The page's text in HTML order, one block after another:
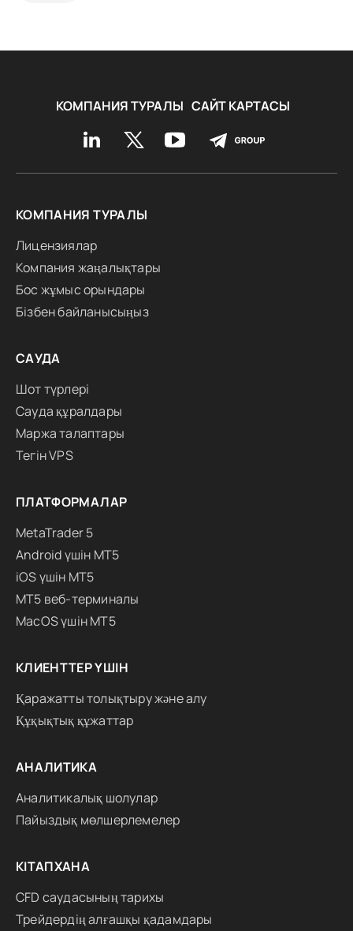
КОМПАНИЯ ТУРАЛЫ САЙТ КАРТАСЫ
КОМПАНИЯ ТУРАЛЫ
Лицензиялар
Компания жаңалықтары
Бос жұмыс орындары
Бізбен байланысыңыз
САУДА
Шот түрлері
Сауда құралдары
Маржа талаптары
Тегін VPS
ПЛАТФОРМАЛАР
MetaTrader 5
Android үшін MT5
iOS үшін MT5
MT5 веб-терминалы
MacOS үшін MT5
КЛИЕНТТЕР ҮШІН
Қаражатты толықтыру және алу
Құқықтық құжаттар
АНАЛИТИКА
Аналитикалық шолулар
Пайыздық мөлшерлемелер
КІТАПХАНА
CFD саудасының тарихы
Трейдердің алғашқы қадамдары